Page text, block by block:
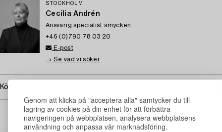
Genom att klicka på "acceptera alla" samtycker du till
lagring av cookies på din enhet för att förbättra
navigeringen på webbplatsen, analysera webbplatsens
användning och anpassa vår marknadsföring.
STOCKHOLM
Cecilia Andrén
Ansvarig specialist smycken
+46 (0)790 78 03 20
E-post
→ Se vad vi söker
Köpinformation